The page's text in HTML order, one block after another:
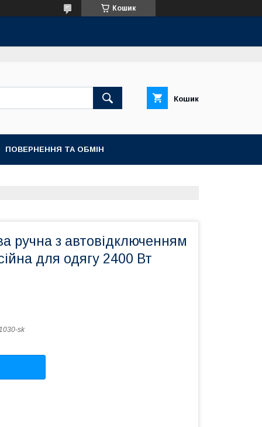
Кошик
Кошик
ПОВЕРНЕННЯ ТА ОБМІН
ручна з автовідключенням
для одягу 2400 Вт
sk